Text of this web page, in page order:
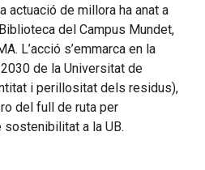
actuació de millora ha anat a
del Campus Mundet,
L’acció s’emmarca en la
de la Universitat de
i perillositat dels residus),
del full de ruta per
a la UB.